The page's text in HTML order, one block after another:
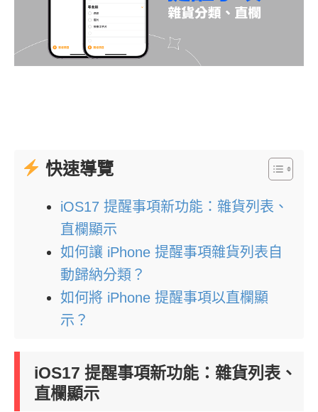
快速導覽
iOS17 提醒事項新功能：雜貨列表、
直欄顯示
如何讓 iPhone 提醒事項雜貨列表自
動歸納分類？
如何將 iPhone 提醒事項以直欄顯
示？
iOS17 提醒事項新功能：雜貨列表、
直欄顯示